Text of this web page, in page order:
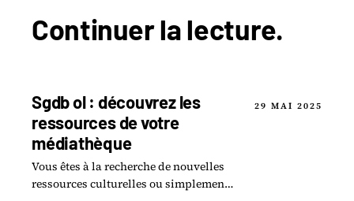
Continuer lalecture.
Sgdb ol : découvrez les
ressources de votre
médiathèque
Vous êtes à la recherche de nouvelles
ressources culturelles ou simplement
29 MAI 2025